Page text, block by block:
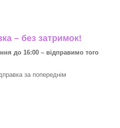
– без затримок!
до 16:00 – відправимо того
за попереднім